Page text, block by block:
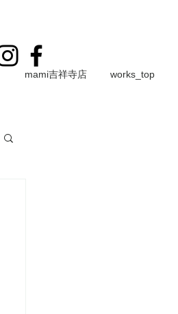
mami吉祥寺店 works_top